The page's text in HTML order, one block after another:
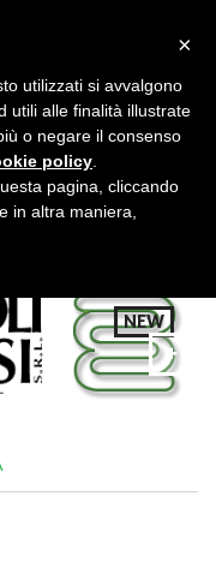
Cerca
NEW
×
utilizzati si avvalgono
utili alle finalità illustrate
o negare il consenso
policy
pagina, cliccando
in altra maniera,